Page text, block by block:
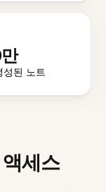
성된 노트
세스